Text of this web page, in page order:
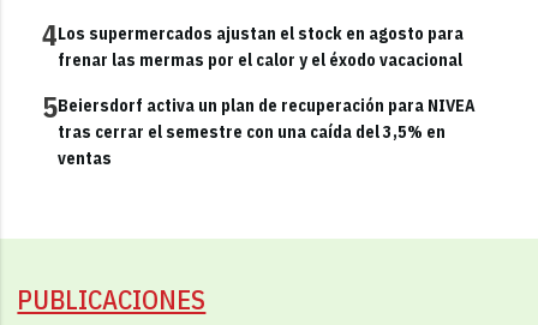
4Los supermercados ajustan el stock en agosto para
frenar las mermas por el calor y el éxodo vacacional
5Beiersdorf activa un plan de recuperación para NIVEA
tras cerrar el semestre con una caída del 3,5% en
ventas
PUBLICACIONES